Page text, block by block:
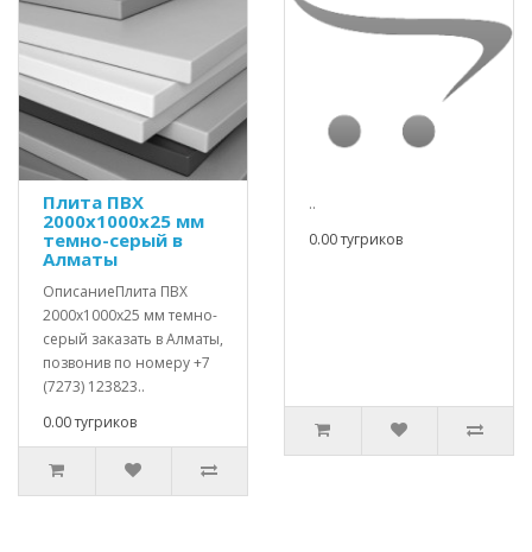
Плита ПВХ
2000х1000х25 мм
темно-серый в
Алматы
ОписаниеПлита ПВХ
2000х1000х25 мм темно-
серый заказать в Алматы,
позвонив по номеру +7
(7273) 123823..
0.00 тугриков
..
0.00 тугриков